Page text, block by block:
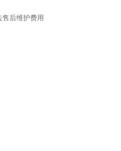
后维护费用